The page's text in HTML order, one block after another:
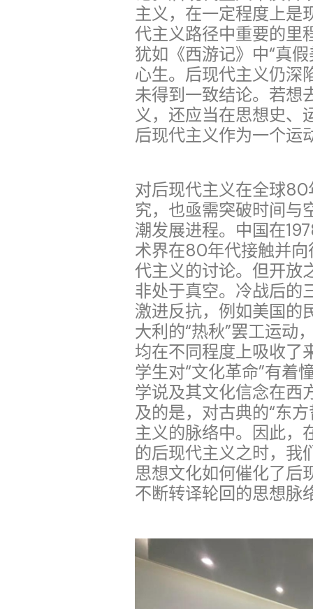
主义，在一定程度上是
代主义路径中重要的里
犹如《西游记》中“真
心生。后现代主义仍深
未得到一致结论。若想
义，还应当在思想史、
后现代主义作为一个运
对后现代主义在全球
究，也亟需突破时间与
潮发展进程。中国在
术界在80年代接触并
代主义的讨论。但开放
非处于真空。冷战后的
激进反抗，例如美国的
大利的“热秋”罢工运动
均在不同程度上吸收了
学生对“文化革命”有着
学说及其文化信念在西
及的是，对古典的“东
主义的脉络中。因此，
的后现代主义之时，我
思想文化如何催化了后
不断转译轮回的思想脉